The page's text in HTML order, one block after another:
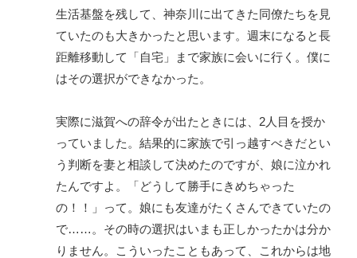
生活基盤を残して、神奈川に出てきた同僚たちを見
ていたのも大きかったと思います。週末になると長
距離移動して「自宅」まで家族に会いに行く。僕に
はその選択ができなかった。
実際に滋賀への辞令が出たときには、2人目を授か
っていました。結果的に家族で引っ越すべきだとい
う判断を妻と相談して決めたのですが、娘に泣かれ
たんですよ。「どうして勝手にきめちゃった
の！！」って。娘にも友達がたくさんできていたの
で……。その時の選択はいまも正しかったかは分か
りません。こういったこともあって、これからは地